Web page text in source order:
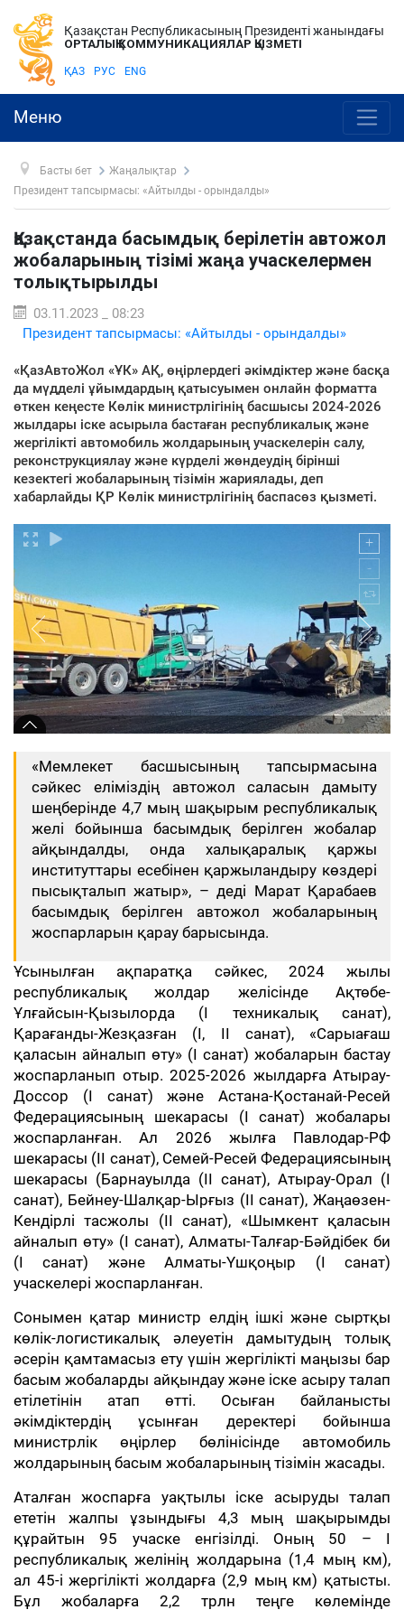
Қазақстан Республикасының Президенті жанындағы
ОРТАЛЫҚ КОММУНИКАЦИЯЛАР ҚЫЗМЕТІ
ҚАЗ РУС ENG
Меню
Басты бет
Жаңалықтар
Президент тапсырмасы: «Айтылды - орындалды»
Қазақстанда басымдық берілетін автожол
жобаларының тізімі жаңа учаскелермен
толықтырылды
03.11.2023 _ 08:23
Президент тапсырмасы: «Айтылды - орындалды»
«ҚазАвтоЖол «ҰК» АҚ, өңірлердегі әкімдіктер және басқа
да мүдделі ұйымдардың қатысуымен онлайн форматта
өткен кеңесте Көлік министрлігінің басшысы 2024-2026
жылдары іске асырыла бастаған республикалық және
жергілікті автомобиль жолдарының учаскелерін салу,
реконструкциялау және күрделі жөндеудің бірінші
кезектегі жобаларының тізімін жариялады, деп
хабарлайды ҚР Көлік министрлігінің баспасөз қызметі.
«Мемлекет басшысының тапсырмасына
сәйкес еліміздің автожол саласын дамыту
шеңберінде 4,7 мың шақырым республикалық
желі бойынша басымдық берілген жобалар
айқындалды, онда халықаралық қаржы
институттары есебінен қаржыландыру көздері
пысықталып жатыр», – деді Марат Қарабаев
басымдық берілген автожол жобаларының
жоспарларын қарау барысында.
Ұсынылған ақпаратқа сәйкес, 2024 жылы
республикалық жолдар желісінде Ақтөбе-
Ұлғайсын-Қызылорда (І техникалық санат),
Қарағанды-Жезқазған (I, II санат), «Сарыағаш
қаласын айналып өту» (І санат) жобаларын бастау
жоспарланып отыр. 2025-2026 жылдарға Атырау-
Доссор (І санат) және Астана-Қостанай-Ресей
Федерациясының шекарасы (І санат) жобалары
жоспарланған. Ал 2026 жылға Павлодар-РФ
шекарасы (ІІ санат), Семей-Ресей Федерациясының
шекарасы (Барнауылда (ІІ санат), Атырау-Орал (І
санат), Бейнеу-Шалқар-Ырғыз (ІІ санат), Жаңаөзен-
Кендірлі тасжолы (ІІ санат), «Шымкент қаласын
айналып өту» (І санат), Алматы-Талғар-Бәйдібек би
(І санат) және Алматы-Үшқоңыр (І санат)
учаскелері жоспарланған.
Сонымен қатар министр елдің ішкі және сыртқы
көлік-логистикалық әлеуетін дамытудың толық
әсерін қамтамасыз ету үшін жергілікті маңызы бар
басым жобаларды айқындау және іске асыру талап
етілетінін атап өтті. Осыған байланысты
әкімдіктердің ұсынған деректері бойынша
министрлік өңірлер бөлінісінде автомобиль
жолдарының басым жобаларының тізімін жасады.
Аталған жоспарға уақтылы іске асыруды талап
ететін жалпы ұзындығы 4,3 мың шақырымды
құрайтын 95 учаске енгізілді. Оның 50 – І
республикалық желінің жолдарына (1,4 мың км),
ал 45-і жергілікті жолдарға (2,9 мың км) қатысты.
Бұл жобаларға 2,2 трлн теңге көлемінде